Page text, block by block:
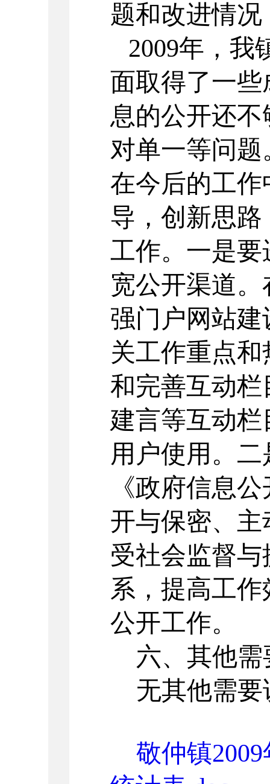
题和改进情况
2009年，我
面取得了一
息的公开还
对单一等问题
在今后的工
导，创新思
工作。一是
宽公开渠道
强门户网站
关工作重点
和完善互动
建言等互动
用户使用。
《政府信息
开与保密、
受社会监督
系，提高工
公开工作。
六、其他
无其他需
敬仲镇